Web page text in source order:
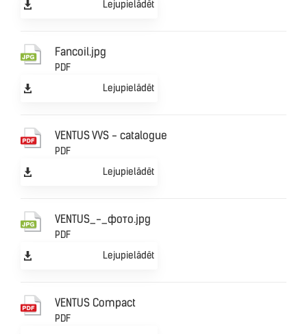
Lejupielādēt
Fancoil.jpg
PDF
Lejupielādēt
VENTUS VVS - catalogue
PDF
Lejupielādēt
VENTUS_-_фото.jpg
PDF
Lejupielādēt
VENTUS Compact
PDF